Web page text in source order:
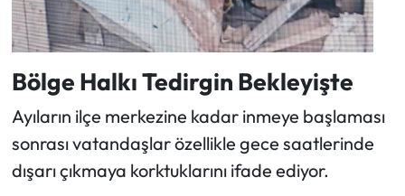
Bölge Halkı Tedirgin Bekleyişte
Ayıların ilçe merkezine kadar inmeye başlaması
sonrası vatandaşlar özellikle gece saatlerinde
dışarı çıkmaya korktuklarını ifade ediyor.